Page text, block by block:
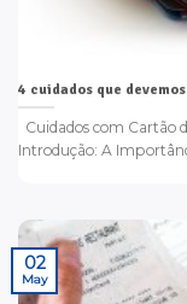
4 cuidados que
Cuidados com Cartão
Introdução: A
02
May